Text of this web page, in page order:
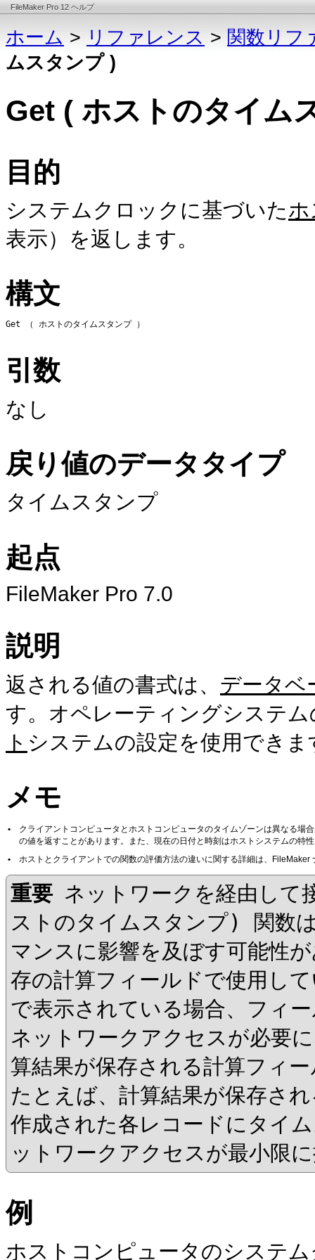
FileMaker Pro 12 ヘルプ
ホーム > リファレンス > 関数リフ
ムスタンプ )
Get ( ホストのタイム
目的
システムクロックに基づいた
表示）を返します。
構文
Get （ ホストのタイムスタンプ ）
引数
なし
戻り値のデータタイプ
タイムスタンプ
起点
FileMaker Pro 7.0
説明
返される値の書式は、 データベ
す。オペレーティングシステ
ト システムの設定を使用できま
メモ
•
クライアントコンピュータとホストコンピュータのタイムゾーンは異なる場
の値を返すことがあります。また、現在の日付と時刻はホストシステムの特
•
ホストとクライアントでの関数の評価方法の違いに関する詳細は、FileMaker
重要 ネットワークを経由して
ストのタイムスタンプ)
関数
マンスに影響を及ぼす可能性
存の計算フィールドで使用し
で表示されている場合、フィ
ネットワークアクセスが必要
算結果が保存される計算フィ
たとえば、計算結果が保存さ
作成された各レコードにタイ
ットワークアクセスが最小限
例
ホストコンピュータのシステ